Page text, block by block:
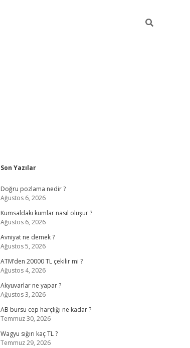
Sidebar
Son Yazılar
Doğru pozlama nedir ?
Ağustos 6, 2026
Kumsaldaki kumlar nasıl oluşur ?
Ağustos 6, 2026
Avniyat ne demek ?
Ağustos 5, 2026
ATM’den 20000 TL çekilir mi ?
Ağustos 4, 2026
Akyuvarlar ne yapar ?
Ağustos 3, 2026
AB bursu cep harçlığı ne kadar ?
Temmuz 30, 2026
Wagyu sığırı kaç TL ?
Temmuz 29, 2026